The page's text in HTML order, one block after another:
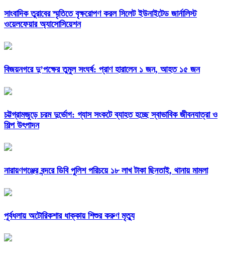
সাংবাদিক তুরাবের স্মৃতিতে বৃক্ষরোপণ করল সিলেট ইউনাইটেড জার্নালিস্ট
ওয়েলফেয়ার অ্যাসোসিয়েশন
বিজয়নগরে দু’পক্ষের তুমুল সংঘর্ষ: প্রাণ হারালেন ১ জন, আহত ১৫ জন
চট্টগ্রামজুড়ে চরম দুর্ভোগ: গ্যাস সংকটে ব্যাহত হচ্ছে স্বাভাবিক জীবনযাত্রা ও
শিল্প উৎপাদন
নারায়ণগঞ্জের বন্দরে ডিবি পুলিশ পরিচয়ে ১৮ লাখ টাকা ছিনতাই, থানায় মামলা
পূর্বধলায় অটোরিকশার ধাক্কায় শিশুর করুণ মৃত্যু